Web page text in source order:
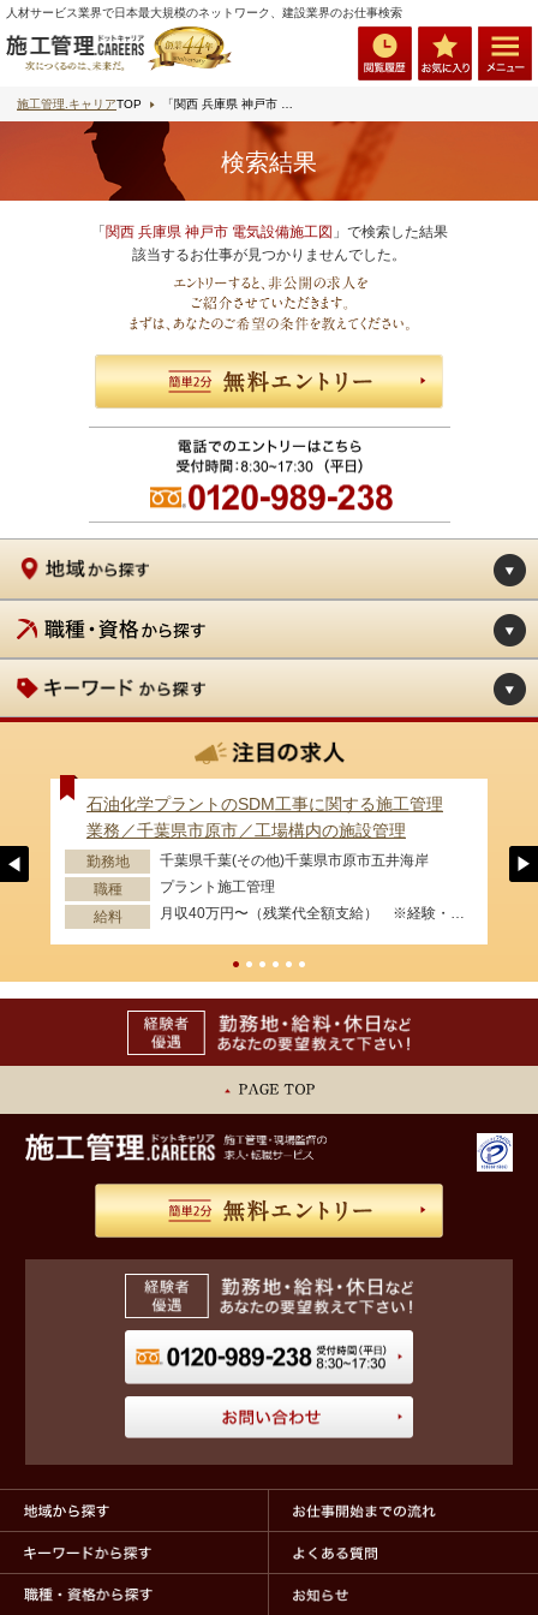
人材サービス業界で日本最大規模のネットワーク、建設業界のお仕事検索
施工管理.キャリアTOP 「関西 兵庫県 神戸市 電気設備施工図」で検索
検索結果
「 関西 兵庫県 神戸市 電気設備施工図 」で検索した結果
該当するお仕事が見つかりませんでした。
石油化学プラントのSDM工事に関する施工管理
業務／千葉県市原市／工場構内の施設管理
勤務地
千葉県千葉(その他)千葉県市原市五井海岸
職種
プラント施工管理
給料
月収40万円〜（残業代全額支給） ※経験・資格等考慮します。